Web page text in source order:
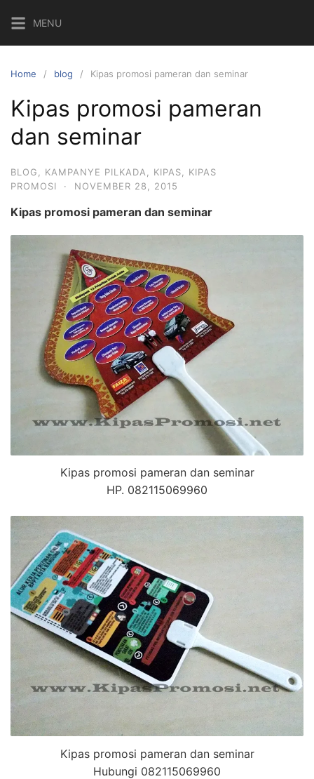
content
MENU
Home blog Kipas promosi pameran dan seminar
Kipas promosi pameran
dan seminar
BLOG KAMPANYE PILKADA KIPAS
KIPAS
PROMOSI
· NOVEMBER 28, 2015
Kipas promosi pameran dan seminar
Kipas promosi pameran dan seminar
HP. 082115069960
Kipas promosi pameran dan seminar
Hubungi 082115069960